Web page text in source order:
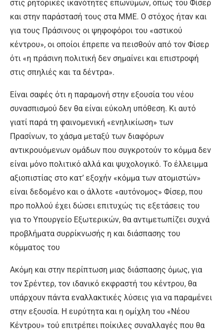
στις ρητορικές ικανότητες επωνύμων, όπως του Φίσερ
και στην παράστασή τους στα ΜΜΕ. Ο στόχος ήταν και
για τους Πράσινους οι ψηφοφόροι του «αστικού
κέντρου», οι οποίοι έπρεπε να πεισθούν από τον Φίσερ
ότι «η πράσινη πολιτική δεν σημαίνει και επιστροφή
στις σπηλιές και τα δέντρα».
Είναι σαφές ότι η παραμονή στην εξουσία του νέου
συνασπισμού δεν θα είναι εύκολη υπόθεση. Κι αυτό
γιατί παρά τη φαινομενική «ενηλικίωση» των
Πρασίνων, το χάσμα μεταξύ των διαφόρων
αντικρουόμενων ομάδων που συγκροτούν το κόμμα δεν
είναι μόνο πολιτικό αλλά και ψυχολογικό. Το έλλειμμα
αξιοπιστίας στο κατ’ εξοχήν «κόμμα των ατομιστών»
είναι δεδομένο και ο άλλοτε «αυτόνομος» Φίσερ, που
προ πολλού έχει δώσει επιτυχώς τις εξετάσεις του
για το Υπουργείο Εξωτερικών, θα αντιμετωπίζει συχνά
προβλήματα συρρίκνωσής η και διάσπασης του
κόμματος του
Ακόμη και στην περίπτωση μιας διάσπασης όμως, για
τον Σρέντερ, τον ιδανικό εκφραστή του κέντρου, θα
υπάρχουν πάντα εναλλακτικές λύσεις για να παραμένει
στην εξουσία. Η ευρύτητα και η ομίχλη του «Νέου
Κέντρου» τού επιτρέπει ποίκιλες συναλλαγές που θα